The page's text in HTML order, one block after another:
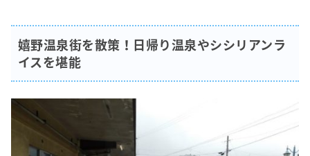
嬉野温泉街を散策！日帰り温泉やシシリアンラ
イスを堪能